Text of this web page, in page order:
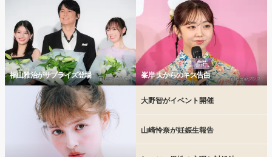
福山雅治がサプライズ登場 峯岸 夫からのキス告白
大野智がイベント開催
山崎怜奈が妊娠生報告